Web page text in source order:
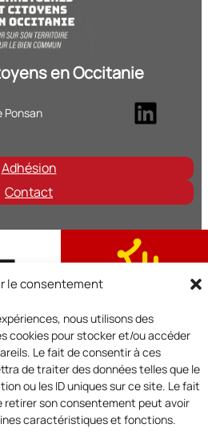
le consentement
nous utilisons des
cookies pour stocker et/ou accéder
Le fait de consentir à ces
de traiter des données telles que le
ou les ID uniques sur ce site. Le fait
retirer son consentement peut avoir
caractéristiques et fonctions.
en Occitanie
Ponsan
Adhésion
Contact
en Occitanie est un réseau régional